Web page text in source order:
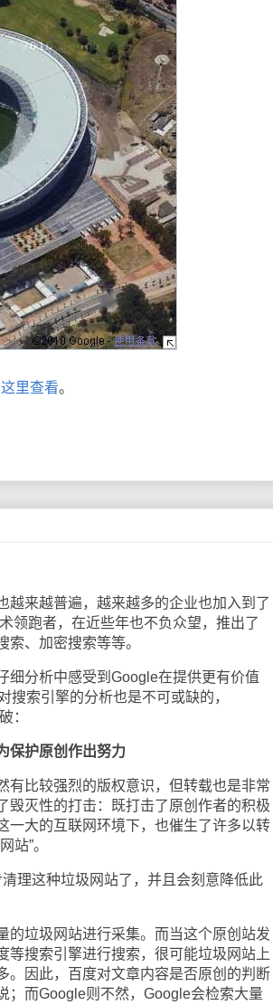
里查看。
来越普遍，越来越多的企业也加入到了
领跑者，在近些年也不负众望，推出了
、加密搜索等等。
分析中感受到Google在提供更有价值
索引擎的分析也是不可或缺的，
：
保护原创作出努力
比较强烈的版权意识，但转载也是非常
毁灭性的打击：既打击了原创作者的积极
一大的互联网环境下，也催生了许多以转
站”。
这种垃圾网站了，并且会刻意降低此
垃圾网站进行采集。而当这个原创站发
等搜索引擎进行搜索，很可能垃圾网站上
。因此，百度对文章内容是否原创的判断
；而Google则不然，Google会检索大量